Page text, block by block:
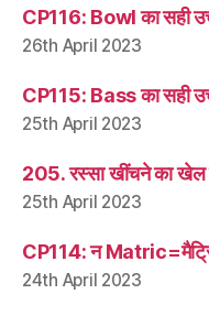
CP116: Bowl का सही
26th April 2023
CP115: Bass का सही
25th April 2023
205. रस्सा खींचने का खेल
25th April 2023
CP114: न
24th April 2023